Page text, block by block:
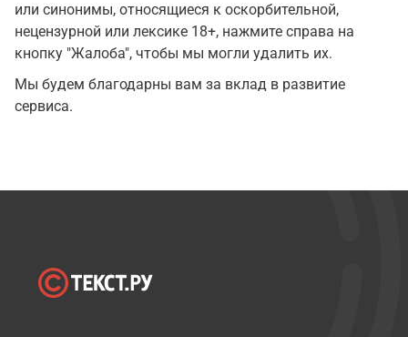
или синонимы, относящиеся к оскорбительной,
нецензурной или лексике 18+, нажмите справа на
кнопку "Жалоба", чтобы мы могли удалить их.
Мы будем благодарны вам за вклад в развитие
сервиса.